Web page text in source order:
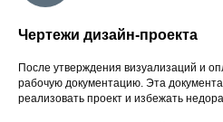
Чертежи дизайн-проекта
После утверждения визуализаций и
рабочую документацию. Эта
реализовать проект и избежать